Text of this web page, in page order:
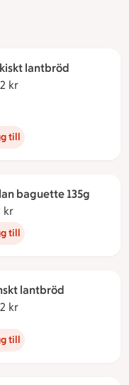
lantbröd
kr
till
baguette 135g
kr
till
lantbröd
kr
till